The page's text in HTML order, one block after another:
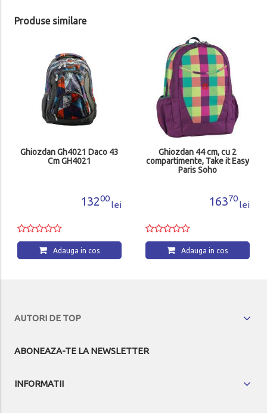
Produse similare
Ghiozdan Gh4021 Daco 43
Cm GH4021
13200
lei
Adauga in cos
Ghiozdan 44 cm, cu 2
compartimente, Take it Easy
Paris Soho
16370
lei
Adauga in cos
AUTORI DE TOP
ABONEAZA-TE LA NEWSLETTER
INFORMATII